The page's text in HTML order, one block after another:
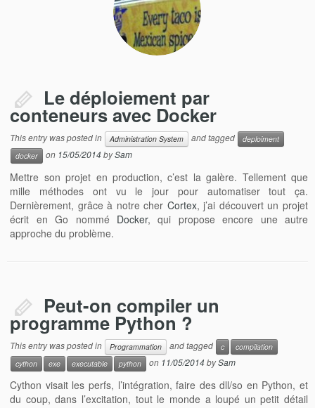
Le déploiement par
conteneurs avec Docker
This entry was posted in Administration System and tagged
deploiment
docker
on 15/05/2014bySam
Mettre son projet en production, c’est la galère. Tellement que
mille méthodes ont vu le jour pour automatiser tout ça.
Dernièrement, grâce à notre cher Cortex, j’ai découvert un projet
écrit en Go nommé Docker, qui propose encore une autre
approche du problème.
Peut-on compiler un
programme Python ?
This entry was posted in Programmation and tagged c
compilation
cython
exe executable python on 11/05/2014bySam
Cython visait les perfs, l’intégration, faire des dll/so en Python, et
du coup, dans l’excitation, tout le monde a loupé un petit détail